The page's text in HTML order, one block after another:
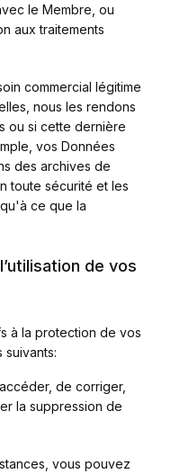
le Membre, ou
aux traitements
commercial légitime
nous les rendons
ou si cette dernière
vos Données
des archives de
toute sécurité et les
ce que la
de vos
à la protection de vos
suivants:
de corriger,
la suppression de
vous pouvez